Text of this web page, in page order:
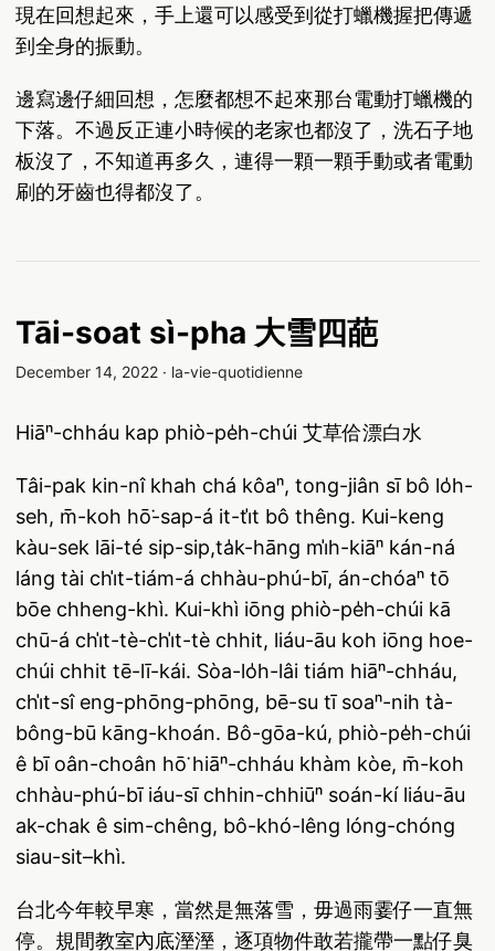
現在回想起來，手上還可以感受到從打蠟機握把傳遞
到全身的振動。
邊寫邊仔細回想，怎麼都想不起來那台電動打蠟機的
下落。不過反正連小時候的老家也都沒了，洗石子地
板沒了，不知道再多久，連得一顆一顆手動或者電動
刷的牙齒也得都沒了。
Tāi-soat sì-pha 大雪四葩
December 14, 2022 · la-vie-quotidienne
Hiāⁿ-chháu kap phiò-pe̍h-chúi 艾草佮漂白水
Tâi-pak kin-nî khah chá kôaⁿ, tong-jiân sī bô lo̍h-
seh, m̄-koh hō͘-sap-á it-ti̍t bô thêng. Kui-keng
kàu-sek lāi-té sip-sip,ta̍k-hāng mi̍h-kiāⁿ kán-ná
láng tài chi̍t-tiám-á chhàu-phú-bī, án-chóaⁿ tō
bōe chheng-khì. Kui-khì iōng phiò-pe̍h-chúi kā
chū-á chi̍t-tè-chi̍t-tè chhit, liáu-āu koh iōng hoe-
chúi chhit tē-lī-kái. Sòa-lo̍h-lâi tiám hiāⁿ-chháu,
chi̍t-sî eng-phōng-phōng, bē-su tī soaⁿ-nih tà-
bông-bū kāng-khoán. Bô-gōa-kú, phiò-pe̍h-chúi
ê bī oân-choân hō͘ hiāⁿ-chháu khàm kòe, m̄-koh
chhàu-phú-bī iáu-sī chhin-chhiūⁿ soán-kí liáu-āu
ak-chak ê sim-chêng, bô-khó-lêng lóng-chóng
siau-sit–khì.
台北今年較早寒，當然是無落雪，毋過雨霎仔一直無
停。規間教室內底溼溼，逐項物件敢若攏帶一點仔臭